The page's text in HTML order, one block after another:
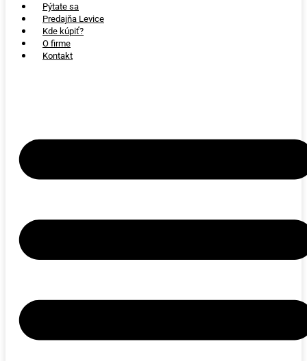
Pýtate sa
Predajňa Levice
Kde kúpiť?
O firme
Kontakt